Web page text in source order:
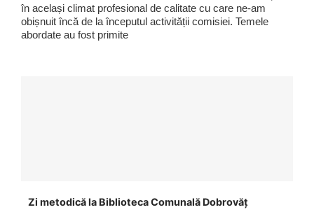
în același climat profesional de calitate cu care ne-am
obișnuit încă de la începutul activității comisiei. Temele
abordate au fost primite
Zi metodică la Biblioteca Comunală Dobrovăț